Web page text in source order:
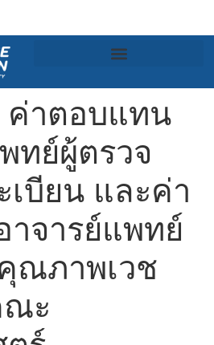
ค่าตอบแทน
ทย์ผู้ตรวจ
เบียน และค่า
จารย์แพทย์
ณภาพเวช
ณะ